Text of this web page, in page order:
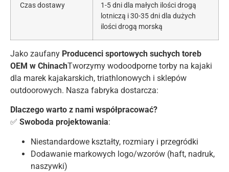
Czas dostawy
1-5 dni dla małych ilości drogą
lotniczą i 30-35 dni dla dużych
ilości drogą morską
Jako zaufany Producenci sportowych suchych toreb
OEM w ChinachTworzymy wodoodporne torby na kajaki
dla marek kajakarskich, triathlonowych i sklepów
outdoorowych. Nasza fabryka dostarcza:
Dlaczego warto z nami współpracować?
✅ Swoboda projektowania:
Niestandardowe kształty, rozmiary i przegródki
Dodawanie markowych logo/wzorów (haft, nadruk,
naszywki)